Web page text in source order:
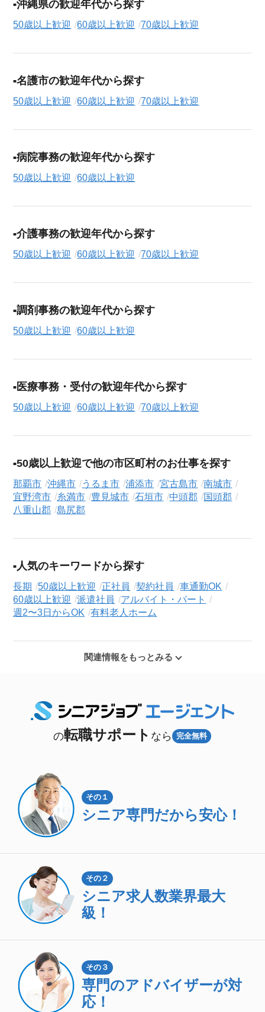
沖縄県の歓迎年代から探す
50歳以上歓迎 60歳以上歓迎 70歳以上歓迎
名護市の歓迎年代から探す
50歳以上歓迎 60歳以上歓迎 70歳以上歓迎
病院事務の歓迎年代から探す
50歳以上歓迎 60歳以上歓迎
介護事務の歓迎年代から探す
50歳以上歓迎 60歳以上歓迎 70歳以上歓迎
調剤事務の歓迎年代から探す
50歳以上歓迎 60歳以上歓迎
医療事務・受付の歓迎年代から探す
50歳以上歓迎 60歳以上歓迎 70歳以上歓迎
50歳以上歓迎で他の市区町村のお仕事を探す
那覇市 沖縄市 うるま市 浦添市 宮古島市
南城市
宜野湾市
糸満市 豊見城市 石垣市 中頭郡
国頭郡
八重山郡
島尻郡
人気のキーワードから探す
長期 50歳以上歓迎 正社員 契約社員
車通勤OK
60歳以上歓迎
派遣社員
アルバイト・パート
週2〜3日からOK
有料老人ホーム
関連情報をもっとみる
の転職サポート なら 完全無料
その１
シニア専門だから安心！
その２
シニア求人数業界最大
級！
その３
専門のアドバイザーが対
応！